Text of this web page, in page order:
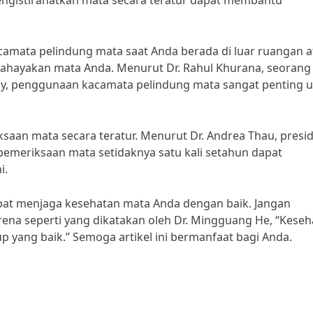
pelindung mata saat Anda berada di luar ruangan
mata Anda. Menurut Dr. Rahul Khurana,
penggunaan kacamata pelindung mata sangat penting
mata secara teratur. Menurut Dr. Andrea Thau,
mata setidaknya satu kali setahun dapat
menjaga kesehatan mata Anda dengan baik. Jangan
seperti yang dikatakan oleh Dr. Mingguang He,
baik.” Semoga artikel ini bermanfaat bagi Anda.